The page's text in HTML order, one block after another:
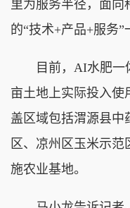
里为服务半径，面
的“技术+产品+服务”
目前，AI水肥一体
亩土地上实际投入使
盖区域包括渭源县中
区、凉州区玉米示
施农业基地。